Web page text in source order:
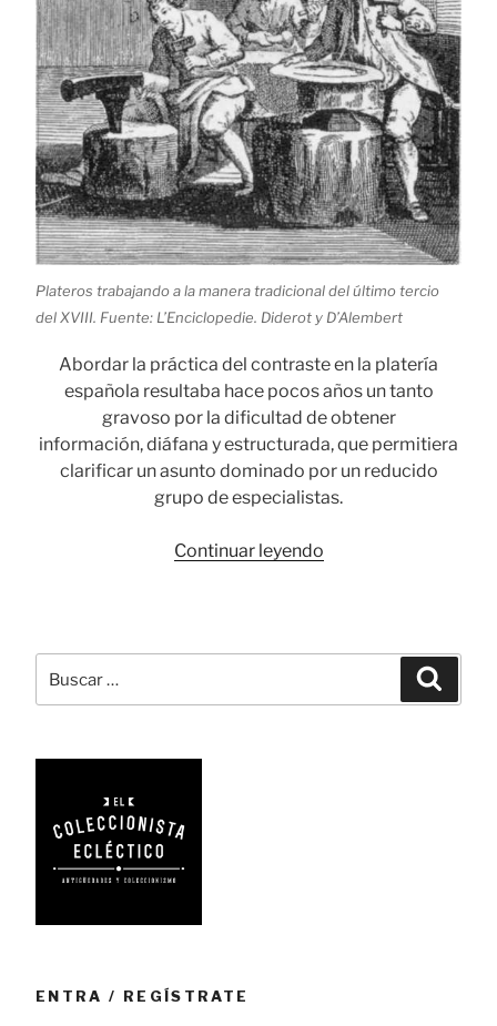
Plateros trabajando a la manera tradicional del último tercio
del XVIII. Fuente: L’Enciclopedie. Diderot y D’Alembert
Abordar la práctica del contraste en la platería
española resultaba hace pocos años un tanto
gravoso por la dificultad de obtener
información, diáfana y estructurada, que permitiera
clarificar un asunto dominado por un reducido
grupo de especialistas.
Continuar leyendo«Contrastes
la
española»
por:
ENTRA / REGÍSTRATE